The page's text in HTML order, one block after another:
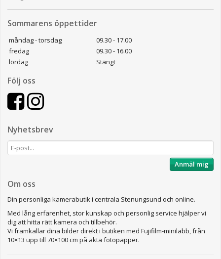
Sommarens öppettider
måndag - torsdag
09.30 - 17.00
fredag
09.30 - 16.00
lördag
Stängt
Följ oss
Nyhetsbrev
Anmäl mig
Om oss
Din personliga kamerabutik i centrala Stenungsund och online.
Med lång erfarenhet, stor kunskap och personlig service hjälper vi
dig att hitta rätt kamera och tillbehör.
Vi framkallar dina bilder direkt i butiken med Fujifilm-minilabb, från
10×13 upp till 70×100 cm på äkta fotopapper.